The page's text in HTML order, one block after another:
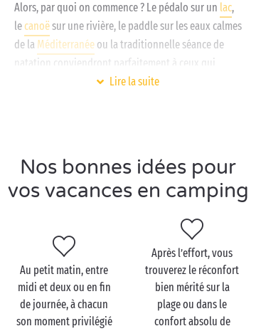
Alors, par quoi on commence ? Le pédalo sur un lac,
lecanoësur une rivière, le paddle sur les eaux calmes
de la Méditerranée ou la traditionnelle séance de
natation conviendront parfaitement à ceux qui
veulent profiter en douceur. Pour ceux qui cherchent
navigateur, embarquez à bord d’un bateau et prenez
le large ! Quelle soit à voile ou mécanique, votre
embarcation vous procurera un sentiment de liberté
Lire la suite
Nos bonnes idées pour
vos vacances en camping
Au petit matin, entre
midi et deux ou en fin
de journée, à chacun
son moment privilégié
Après l’effort, vous
trouverez le réconfort
bien mérité sur la
plage ou dans le
confort absolu de